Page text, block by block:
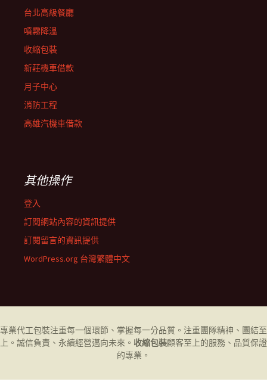
台北高級餐廳
噴霧降溫
收縮包裝
新莊機車借款
月子中心
消防工程
高雄汽機車借款
其他操作
登入
訂閱網站內容的資訊提供
訂閱留言的資訊提供
WordPress.org 台灣繁體中文
專業代工包裝注重每一個環節、掌握每一分品質。注重團隊精神、團結至
上。誠信負責、永續經營邁向未來。 收縮包裝顧客至上的服務、品質保證
的專業。